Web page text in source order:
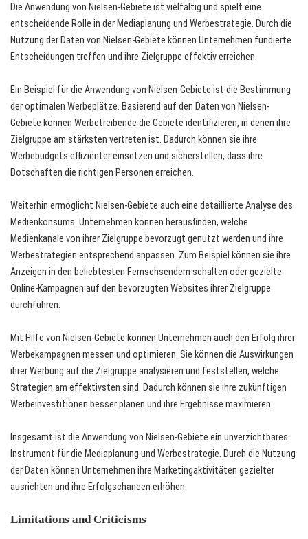
Die Anwendung von Nielsen-Gebiete ist vielfältig und spielt eine
entscheidende Rolle in der Mediaplanung und Werbestrategie. Durch die
Nutzung der Daten von Nielsen-Gebiete können Unternehmen fundierte
Entscheidungen treffen und ihre Zielgruppe effektiv erreichen.
Ein Beispiel für die Anwendung von Nielsen-Gebiete ist die Bestimmung
der optimalen Werbeplätze. Basierend auf den Daten von Nielsen-
Gebiete können Werbetreibende die Gebiete identifizieren, in denen ihre
Zielgruppe am stärksten vertreten ist. Dadurch können sie ihre
Werbebudgets effizienter einsetzen und sicherstellen, dass ihre
Botschaften die richtigen Personen erreichen.
Weiterhin ermöglicht Nielsen-Gebiete auch eine detaillierte Analyse des
Medienkonsums. Unternehmen können herausfinden, welche
Medienkanäle von ihrer Zielgruppe bevorzugt genutzt werden und ihre
Werbestrategien entsprechend anpassen. Zum Beispiel können sie ihre
Anzeigen in den beliebtesten Fernsehsendern schalten oder gezielte
Online-Kampagnen auf den bevorzugten Websites ihrer Zielgruppe
durchführen.
Mit Hilfe von Nielsen-Gebiete können Unternehmen auch den Erfolg ihrer
Werbekampagnen messen und optimieren. Sie können die Auswirkungen
ihrer Werbung auf die Zielgruppe analysieren und feststellen, welche
Strategien am effektivsten sind. Dadurch können sie ihre zukünftigen
Werbeinvestitionen besser planen und ihre Ergebnisse maximieren.
Insgesamt ist die Anwendung von Nielsen-Gebiete ein unverzichtbares
Instrument für die Mediaplanung und Werbestrategie. Durch die Nutzung
der Daten können Unternehmen ihre Marketingaktivitäten gezielter
ausrichten und ihre Erfolgschancen erhöhen.
Limitations and Criticisms